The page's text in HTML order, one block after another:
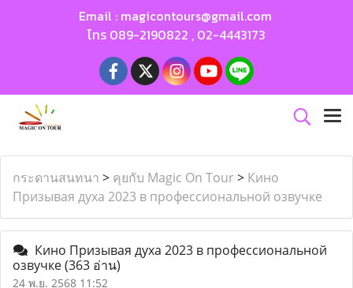
Email : magicontours@gmail.com
โทร 089-2190822 , 02-4443173
กระดานสนทนา > คุยกับ Magic On Tour > Кино
Призывая духа 2023 в профессиональной озвучке
Кино Призывая духа 2023 в профессиональной
озвучке(363 อ่าน)
24 พ.ย. 2568 11:52